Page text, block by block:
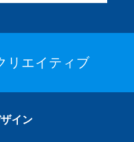
リエイティブ
イン